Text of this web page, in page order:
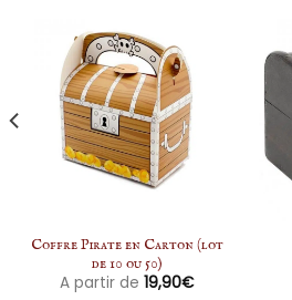
Coffre Pirate en Carton (lot
de 10 ou 50)
A partir de 19,90€